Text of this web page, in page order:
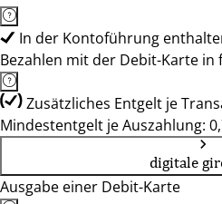
In der Kontoführung
Bezahlen mit der Debit-Karte
Zusätzliches Entgelt je
Mindestentgelt je Auszahlung:
digitale
Ausgabe einer Debit-Karte